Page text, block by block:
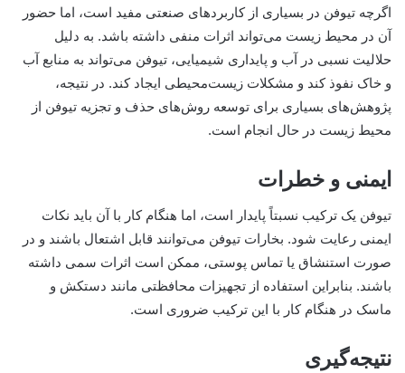
اگرچه تیوفن در بسیاری از کاربردهای صنعتی مفید است، اما حضور
آن در محیط زیست می‌تواند اثرات منفی داشته باشد. به دلیل
حلالیت نسبی در آب و پایداری شیمیایی، تیوفن می‌تواند به منابع آب
و خاک نفوذ کند و مشکلات زیست‌محیطی ایجاد کند. در نتیجه،
پژوهش‌های بسیاری برای توسعه روش‌های حذف و تجزیه تیوفن از
محیط زیست در حال انجام است.
ایمنی و خطرات
تیوفن یک ترکیب نسبتاً پایدار است، اما هنگام کار با آن باید نکات
ایمنی رعایت شود. بخارات تیوفن می‌توانند قابل اشتعال باشند و در
صورت استنشاق یا تماس پوستی، ممکن است اثرات سمی داشته
باشند. بنابراین استفاده از تجهیزات محافظتی مانند دستکش و
ماسک در هنگام کار با این ترکیب ضروری است.
نتیجه‌گیری